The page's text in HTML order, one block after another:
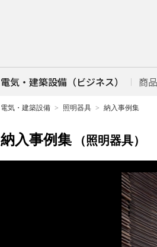
電気・建築設備（ビジネス） 商
電気・建築設備 照明器具 納入事例集
納入事例集 （照明器具）